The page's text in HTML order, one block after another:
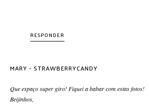
RESPONDER
MARY - STRAWBERRYCANDY
Que espaço super giro! Fiquei a babar com estas fotos!
Beijinhos,